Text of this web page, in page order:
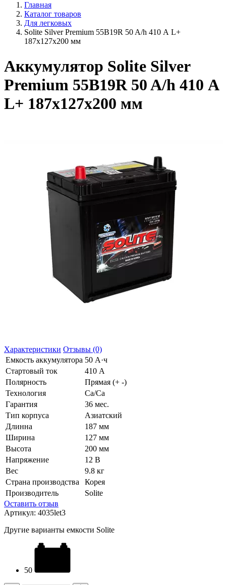
Главная
Каталог товаров
Для легковых
Solite Silver Premium 55B19R 50 A/h 410 А L+
187x127x200 мм
Аккумулятор Solite Silver
Premium 55B19R 50 A/h 410 А
L+ 187x127x200 мм
Характеристики Отзывы (0)
Емкость аккумулятора 50 А·ч
Стартовый ток
410 А
Полярность
Прямая (+ -)
Технология
Ca/Ca
Гарантия
36 мес.
Тип корпуса
Азиатский
Длинна
187 мм
Ширина
127 мм
Высота
200 мм
Напряжение
12 В
Вес
9.8 кг
Страна производства
Корея
Производитель
Solite
Оставить отзыв
Артикул: 4035let3
Другие варианты емкости Solite
50